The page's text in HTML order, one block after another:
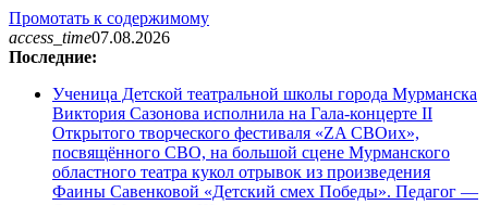
Промотать к содержимому
access_time07.08.2026
Последние:
Ученица Детской театральной школы города Мурманска
Виктория Сазонова исполнила на Гала-концерте II
Открытого творческого фестиваля «ZA СВОих»,
посвящённого СВО, на большой сцене Мурманского
областного театра кукол отрывок из произведения
Фаины Савенковой «Детский смех Победы». Педагог —